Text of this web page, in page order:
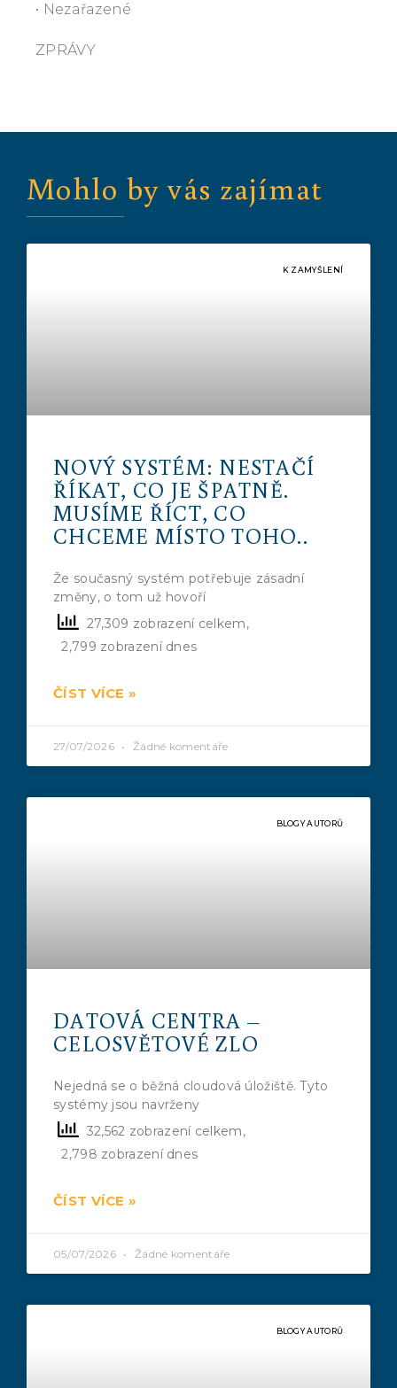
• Nezařazené
ZPRÁVY
Mohlo by vás zajímat
K ZAMYŠLENÍ
NOVÝ SYSTÉM: NESTAČÍ
ŘÍKAT, CO JE ŠPATNĚ.
MUSÍME ŘÍCT, CO
CHCEME MÍSTO TOHO..
Že současný systém potřebuje zásadní
změny, o tom už hovoří
27,309 zobrazení celkem,
2,799 zobrazení dnes
ČÍST VÍCE »
27/07/2026 Žádné komentáře
BLOGY AUTORŮ
DATOVÁ CENTRA –
CELOSVĚTOVÉ ZLO
Nejedná se o běžná cloudová úložiště. Tyto
systémy jsou navrženy
32,562 zobrazení celkem,
2,798 zobrazení dnes
ČÍST VÍCE »
05/07/2026 Žádné komentáře
BLOGY AUTORŮ